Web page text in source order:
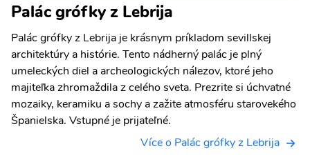
Palác grófky z Lebrija
Palác grófky z Lebrija je krásnym príkladom sevillskej
architektúry a histórie. Tento nádherný palác je plný
umeleckých diel a archeologických nálezov, ktoré jeho
majiteľka zhromaždila z celého sveta. Prezrite si úchvatné
mozaiky, keramiku a sochy a zažite atmosféru starovekého
Španielska. Vstupné je prijateľné.
Více o Palác grófky z Lebrija